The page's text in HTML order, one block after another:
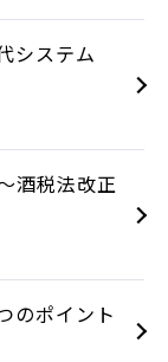
システム
酒税法改正
のポイント